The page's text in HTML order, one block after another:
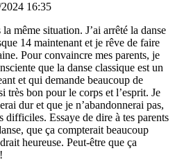
16:35
même situation. J’ai arrêté la danse
14 maintenant et je rêve de faire
Pour convaincre mes parents, je
que la danse classique est un
et qui demande beaucoup de
très bon pour le corps et l’esprit. Je
dur et que je n’abandonnerai pas,
difficiles. Essaye de dire à tes parents
que ça compterait beaucoup
heureuse. Peut-être que ça